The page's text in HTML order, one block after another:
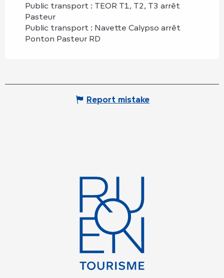
Public transport : TEOR T1, T2, T3 arrêt
Pasteur
Public transport : Navette Calypso arrêt
Ponton Pasteur RD
Report mistake